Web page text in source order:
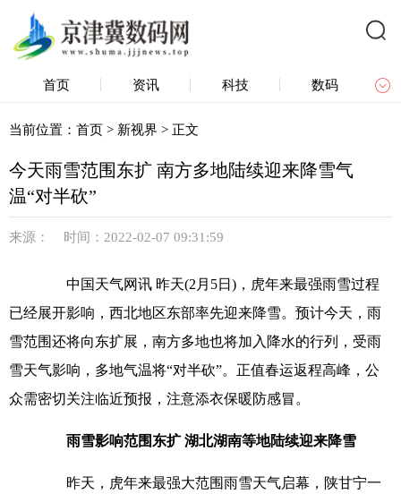
首页 资讯 科技
数码
当前位置： 首页 > 新视界 > 正文
今天雨雪范围东扩 南方多地陆续迎来降雪气
温“对半砍”
来源： 时间：2022-02-07 09:31:59
中国天气网讯 昨天(2月5日)，虎年来最强雨雪过程
已经展开影响，西北地区东部率先迎来降雪。预计今天，雨
雪范围还将向东扩展，南方多地也将加入降水的行列，受雨
雪天气影响，多地气温将“对半砍”。正值春运返程高峰，公
众需密切关注临近预报，注意添衣保暖防感冒。
雨雪影响范围东扩 湖北湖南等地陆续迎来降雪
昨天，虎年来最强大范围雨雪天气启幕，陕甘宁一